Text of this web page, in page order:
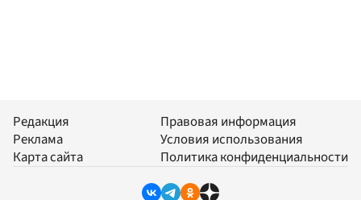
Редакция
Реклама
Карта сайта
Правовая информация
Условия использования
Политика конфиденциальности